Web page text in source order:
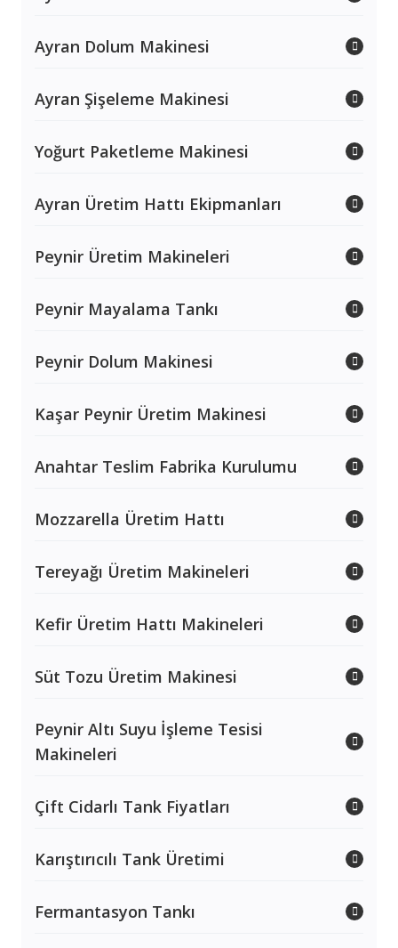
Ayran Dolum Makinesi
Ayran Şişeleme Makinesi
Yoğurt Paketleme Makinesi
Ayran Üretim Hattı Ekipmanları
Peynir Üretim Makineleri
Peynir Mayalama Tankı
Peynir Dolum Makinesi
Kaşar Peynir Üretim Makinesi
Anahtar Teslim Fabrika Kurulumu
Mozzarella Üretim Hattı
Tereyağı Üretim Makineleri
Kefir Üretim Hattı Makineleri
Süt Tozu Üretim Makinesi
Peynir Altı Suyu İşleme Tesisi
Makineleri
Çift Cidarlı Tank Fiyatları
Karıştırıcılı Tank Üretimi
Fermantasyon Tankı